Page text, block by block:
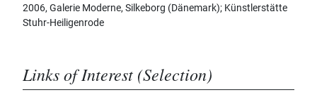
2006, Galerie Moderne, Silkeborg (Dänemark); Künstlerstätte
Stuhr-Heiligenrode
Links of Interest (Selection)